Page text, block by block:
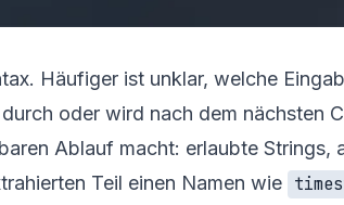
Häufiger ist unklar, welche
durch oder wird nach dem nächsten
Ablauf macht: erlaubte
Teil einen Namen wie